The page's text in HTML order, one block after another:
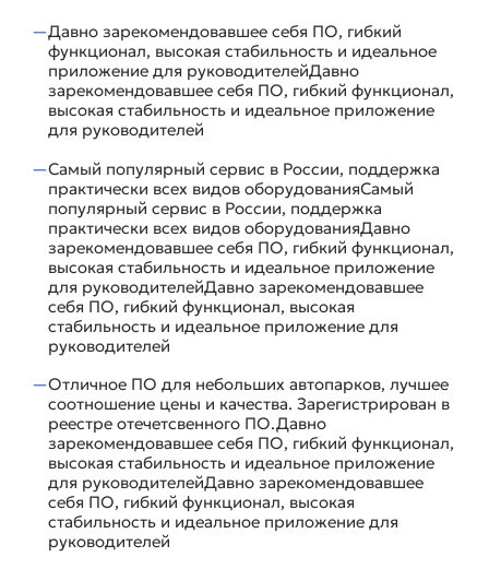
Давно зарекомендовавшее себя ПО, гибкий
функционал, высокая стабильность и идеальное
приложение для руководителейДавно
зарекомендовавшее себя ПО, гибкий функционал,
высокая стабильность и идеальное приложение
для руководителей
Самый популярный сервис в России, поддержка
практически всех видов оборудованияСамый
популярный сервис в России, поддержка
практически всех видов оборудованияДавно
зарекомендовавшее себя ПО, гибкий функционал,
высокая стабильность и идеальное приложение
для руководителейДавно зарекомендовавшее
себя ПО, гибкий функционал, высокая
стабильность и идеальное приложение для
руководителей
Отличное ПО для небольших автопарков, лучшее
соотношение цены и качества. Зарегистрирован в
реестре отечетсвенного ПО.Давно
зарекомендовавшее себя ПО, гибкий функционал,
высокая стабильность и идеальное приложение
для руководителейДавно зарекомендовавшее
себя ПО, гибкий функционал, высокая
стабильность и идеальное приложение для
руководителей